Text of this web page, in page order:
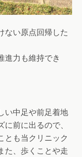
ない原点回帰した
進力も維持でき
い中足や前足着地
前に出るので、
とも当クリニック
た、歩くことや走